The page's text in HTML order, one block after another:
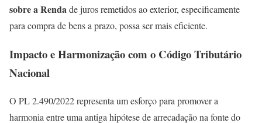
sobre a Rendade juros remetidos ao exterior, especificamente
para compra de bens a prazo, possa ser mais eficiente.
Impacto e Harmonização com o Código Tributário
Nacional
O PL 2.490/2022 representa um esforço para promover a
harmonia entre uma antiga hipótese de arrecadação na fonte do